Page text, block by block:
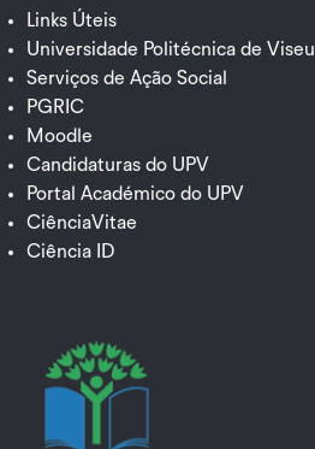
Links Úteis
Universidade Politécnica de Viseu
Serviços de Ação Social
PGRIC
Moodle
Candidaturas do UPV
Portal Académico do UPV
CiênciaVitae
Ciência ID